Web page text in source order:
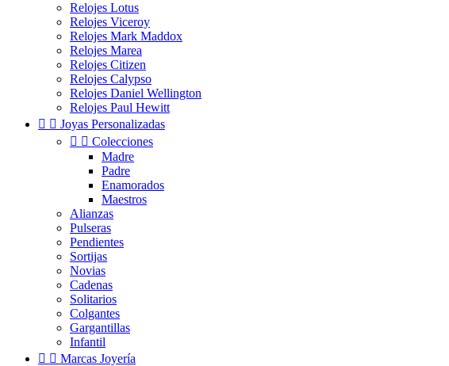
Relojes Lotus
Relojes Viceroy
Relojes Mark Maddox
Relojes Marea
Relojes Citizen
Relojes Calypso
Relojes Daniel Wellington
Relojes Paul Hewitt
  Joyas Personalizadas
  Colecciones
Madre
Padre
Enamorados
Maestros
Alianzas
Pulseras
Pendientes
Sortijas
Novias
Cadenas
Solitarios
Colgantes
Gargantillas
Infantil
  Marcas Joyería